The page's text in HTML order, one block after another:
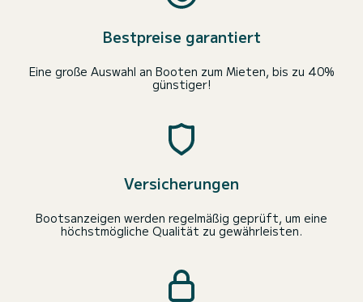
Bestpreise garantiert
Eine große Auswahl an Booten zum Mieten, bis zu 40%
günstiger!
Versicherungen
Bootsanzeigen werden regelmäßig geprüft, um eine
höchstmögliche Qualität zu gewährleisten.